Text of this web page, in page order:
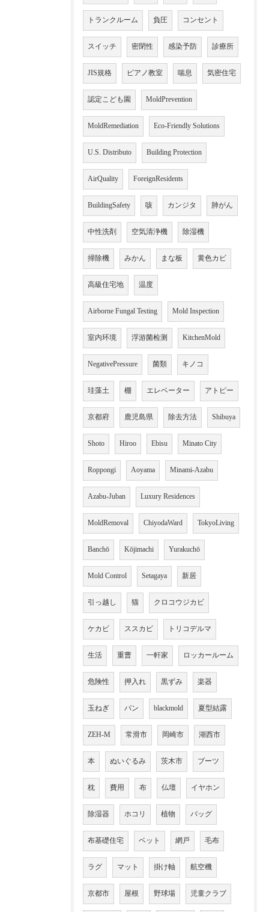
トランクルーム 負圧 コンセント
スイッチ 密閉性 感染予防 診療所
JIS規格 ピアノ教室 喘息 気密住宅
認定こども園 MoldPrevention
MoldRemediation Eco-Friendly Solutions
U.S. Distributo Building Protection
AirQuality ForeignResidents
BuildingSafety 咳 カンジタ 肺がん
中性洗剤 空気清浄機 除湿機
掃除機 みかん まな板 黄色カビ
高級住宅地 温度
Airborne Fungal Testing Mold Inspection
室内环境 浮游菌检测 KitchenMold
NegativePressure 菌類 キノコ
珪藻土 棚 エレベーター アトピー
京都府 鹿児島県 除去方法 Shibuya
Shoto Hiroo Ebisu Minato City
Roppongi Aoyama Minami-Azabu
Azabu-Juban Luxury Residences
MoldRemoval ChiyodaWard TokyoLiving
Banchō Kōjimachi Yurakuchō
Mold Control Setagaya 新居
引っ越し 猫 クロコウジカビ
ケカビ ススカビ トリコデルマ
生活 重曹 一軒家 ロッカールーム
危険性 押入れ 黒ずみ 楽器
玉ねぎ パン blackmold 夏型結露
ZEH-M 常滑市 岡崎市 湖西市
本 ぬいぐるみ 茨木市 ブーツ
枕 費用 布 仏壇 イヤホン
除湿器 ホコリ 植物 バッグ
布基礎住宅 ベット 網戸 毛布
ラグ マット 掛け軸 航空機
京都市 屋根 野球場 児童クラブ